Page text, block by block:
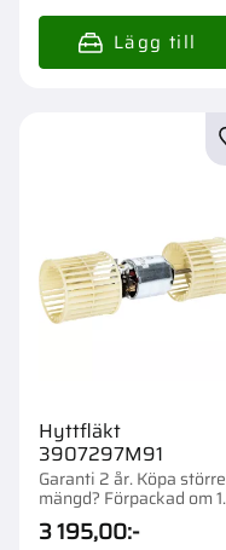
Hyttfläkt
3907297M91
Garanti 2 år. Köpa större
mängd? Förpackad om 1
st.
3 195,00:-